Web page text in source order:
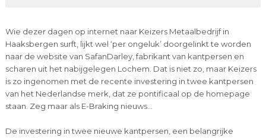
Wie dezer dagen op internet naar Keizers Metaalbedrijf in
Haaksbergen surft, lijkt wel ‘per ongeluk’ doorgelinkt te worden
naar de website van SafanDarley, fabrikant van kantpersen en
scharen uit het nabijgelegen Lochem. Dat is niet zo, maar Keizers
is zo ingenomen met de recente investering in twee kantpersen
van het Nederlandse merk, dat ze pontificaal op de homepage
staan. Zeg maar als E-Braking nieuws…
De investering in twee nieuwe kantpersen, een belangrijke